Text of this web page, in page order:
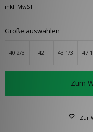
inkl. MwST.
Größe auswählen
40 2/3 42 43 1/3 47
Zum
Zur